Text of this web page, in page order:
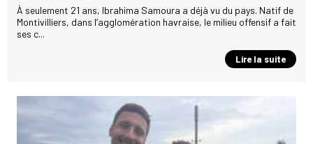
À seulement 21 ans, Ibrahima Samoura a déjà vu du pays. Natif de
Montivilliers, dans l’agglomération havraise, le milieu offensif a fait
ses c...
Lire la suite